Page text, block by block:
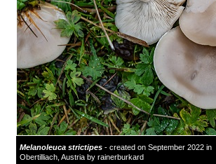
Melanoleuca strictipes - created on September 2022 in
Obertilliach, Austria by rainerburkard